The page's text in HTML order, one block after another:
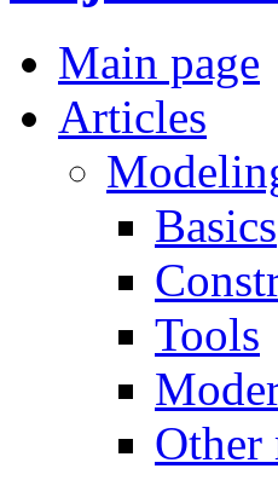
Main page
Articles
Basics
Tools
Other